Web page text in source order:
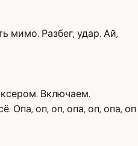
мимо. Разбег, удар. Ай,
Включаем.
Опа, оп, оп, опа, оп, опа, оп